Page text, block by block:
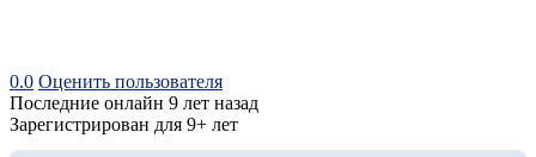
0.0 Оценить пользователя
Последние онлайн 9 лет назад
Зарегистрирован для 9+ лет